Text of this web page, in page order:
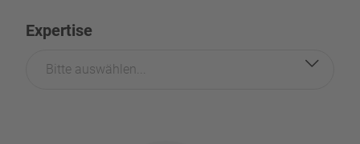
Expertise
Bitte auswählen...